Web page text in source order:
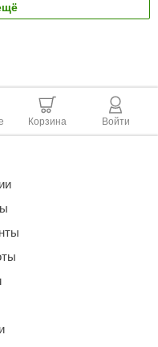
Корзина Войти